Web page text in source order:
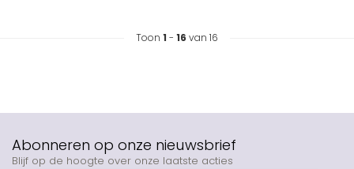
Toon 1 - 16 van 16
Abonneren op onze nieuwsbrief
Blijf op de hoogte over onze laatste acties